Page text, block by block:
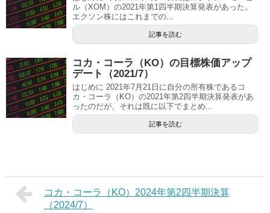
ル（XOM）の2021年第1四半期決算発表があった。
エクソン株にはこれまでの...
記事を読む
コカ・コーラ（KO）の目標株価アップ
デート（2021/7）
はじめに 2021年7月21日に自分の所有株であるコ
カ・コーラ（KO）の2021年第2四半期決算発表があ
ったのだが、それは既に以下でまとめ...
記事を読む
コカ・コーラ（KO）2024年第2四半期決算
（2024/7）